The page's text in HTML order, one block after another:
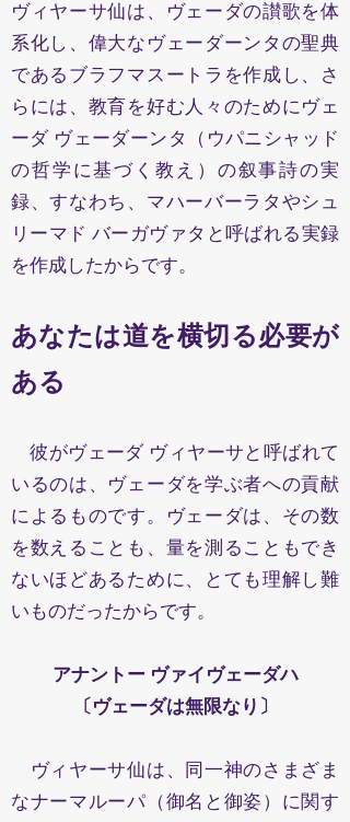
ヴィヤーサ仙は、ヴェーダの讃歌を体
系化し、偉大なヴェーダーンタの聖典
であるブラフマスートラを作成し、さ
らには、教育を好む人々のためにヴェ
ーダ ヴェーダーンタ（ウパニシャッド
の哲学に基づく教え）の叙事詩の実
録、すなわち、マハーバーラタやシュ
リーマド バーガヴァタと呼ばれる実録
を作成したからです。
あなたは道を横切る必要が
ある
彼がヴェーダ ヴィヤーサと呼ばれて
いるのは、ヴェーダを学ぶ者への貢献
によるものです。ヴェーダは、その数
を数えることも、量を測ることもでき
ないほどあるために、とても理解し難
いものだったからです。
アナントー ヴァイヴェーダハ
〔ヴェーダは無限なり〕
ヴィヤーサ仙は、同一神のさまざま
なナーマルーパ（御名と御姿）に関す